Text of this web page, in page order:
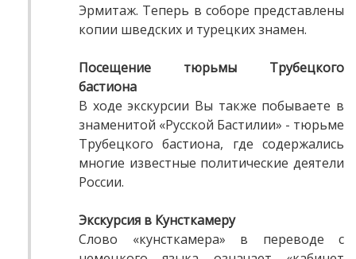
Эрмитаж. Теперь в соборе представлены
копии шведских и турецких знамен.
Посещение тюрьмы Трубецкого
бастиона
В ходе экскурсии Вы также побываете в
знаменитой «Русской Бастилии» - тюрьме
Трубецкого бастиона, где содержались
многие известные политические деятели
России.
Экскурсия в Кунсткамеру
Слово «кунсткамера» в переводе с